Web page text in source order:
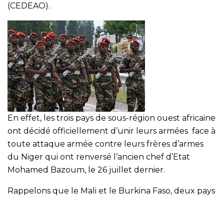
(CEDEAO).
En effet, les trois pays de sous-région ouest africaine
ont décidé officiellement d’unir leurs armées face à
toute attaque armée contre leurs frères d’armes
du Niger qui ont renversé l’ancien chef d’Etat
Mohamed Bazoum, le 26 juillet dernier.
Rappelons que le Mali et le Burkina Faso, deux pays